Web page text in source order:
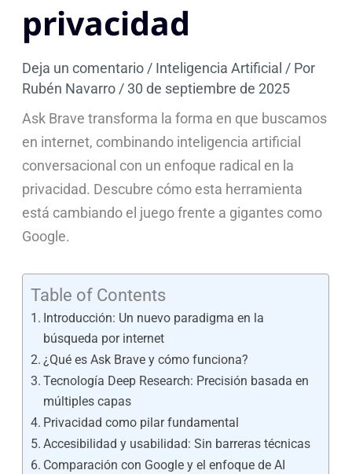
privacidad
Deja un comentario/ Inteligencia Artificial / Por
Rubén Navarro/ 30 de septiembre de 2025
Ask Brave transforma la forma en que buscamos
en internet, combinando inteligencia artificial
conversacional con un enfoque radical en la
privacidad. Descubre cómo esta herramienta
está cambiando el juego frente a gigantes como
Google.
Table of Contents
Introducción: Un nuevo paradigma en la
búsqueda por internet
¿Qué es Ask Brave y cómo funciona?
Tecnología Deep Research: Precisión basada en
múltiples capas
Privacidad como pilar fundamental
Accesibilidad y usabilidad: Sin barreras técnicas
Comparación con Google y el enfoque de AI